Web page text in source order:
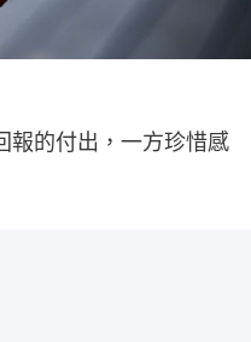
報的付出，一方珍惜感